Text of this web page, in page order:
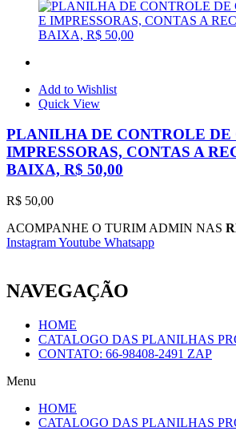
Add to Wishlist
Quick View
PLANILHA DE CONTROLE DE
IMPRESSORAS, CONTAS A
BAIXA, R$ 50,00
R$ 50,00
ACOMPANHE O TURIM ADMIN NAS
InstagramYoutube Whatsapp
NAVEGAÇÃO
HOME
CATALOGO DAS PLANILHAS
CONTATO: 66-98408-2491 ZAP
Menu
HOME
CATALOGO DAS PLANILHAS